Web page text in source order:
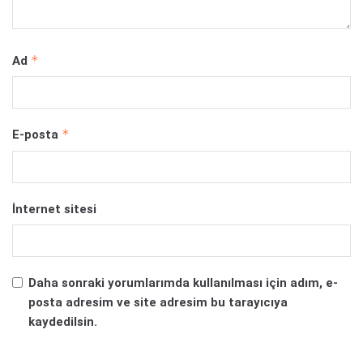
Ad *
E-posta *
İnternet sitesi
Daha sonraki yorumlarımda kullanılması için adım, e-
posta adresim ve site adresim bu tarayıcıya
kaydedilsin.